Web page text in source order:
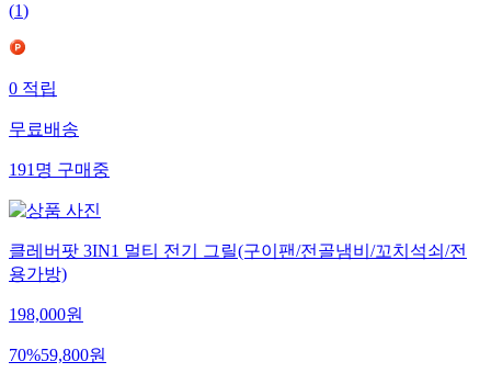
(1)
0적립
무료배송
191명구매중
클레버팟 3IN1 멀티 전기 그릴(구이팬/전골냄비/꼬치석쇠/전
용가방)
198,000원
70%59,800원